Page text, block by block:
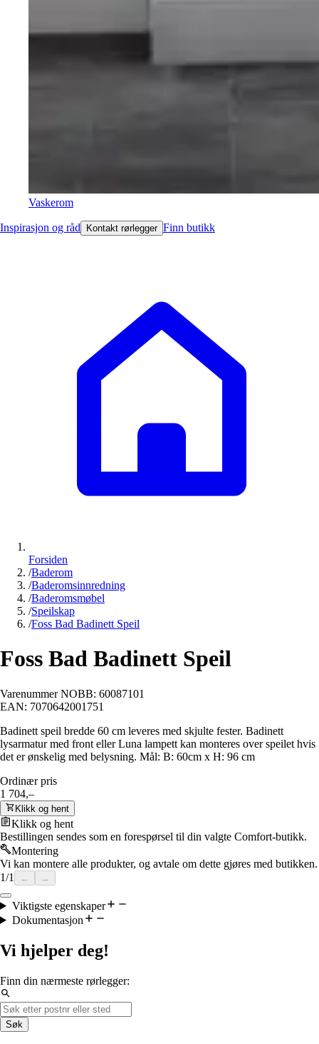
Vaskerom
Inspirasjon og råd Kontakt rørlegger Finn butikk
Forsiden
/Baderom
/Baderomsinnredning
/Baderomsmøbel
/Speilskap
/Foss Bad Badinett Speil
Foss Bad Badinett Speil
Varenummer NOBB: 60087101
EAN: 7070642001751
Badinett speil bredde 60 cm leveres med skjulte fester. Badinett
lysarmatur med front eller Luna lampett kan monteres over speilet hvis
det er ønskelig med belysning. Mål: B: 60cm x H: 96 cm
Ordinær pris
1 704,–
Klikk og hent
Klikk og hent
Bestillingen sendes som en forespørsel til din valgte Comfort-butikk.
Montering
Vi kan montere alle produkter, og avtale om dette gjøres med butikken.
1/1 ← →
Viktigste egenskaper
Dokumentasjon
Vi hjelper deg!
Finn din nærmeste rørlegger:
Søk